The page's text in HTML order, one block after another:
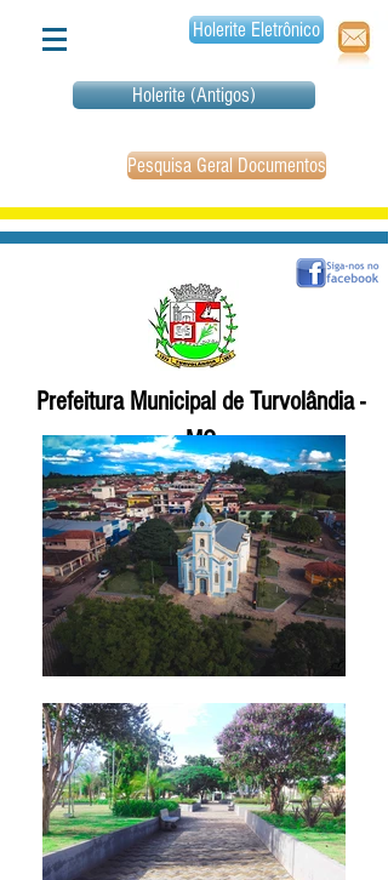
Holerite Eletrônico
Holerite (Antigos)
Pesquisa Geral Documentos
Prefeitura Municipal de Turvolândia -
MG